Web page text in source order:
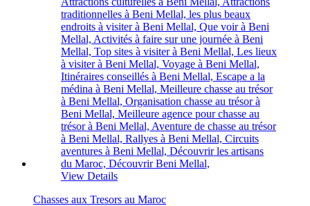
View Details
Chasses aux Tresors au Maroc